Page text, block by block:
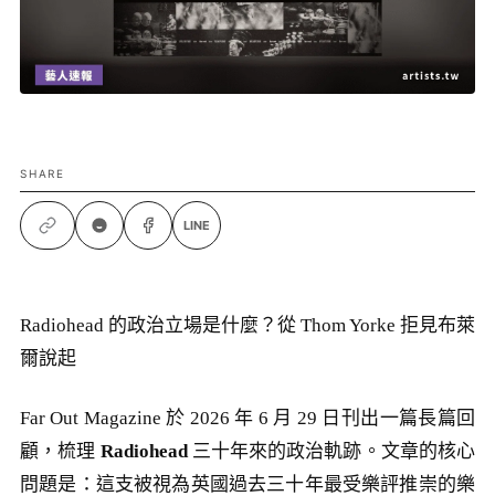
SHARE
LINE
Radiohead 的政治立場是什麼？從 Thom Yorke 拒見布萊
爾說起
Far Out Magazine 於 2026 年 6 月 29 日刊出一篇長篇回
顧，梳理 Radiohead三十年來的政治軌跡。文章的核心
問題是：這支被視為英國過去三十年最受樂評推崇的樂